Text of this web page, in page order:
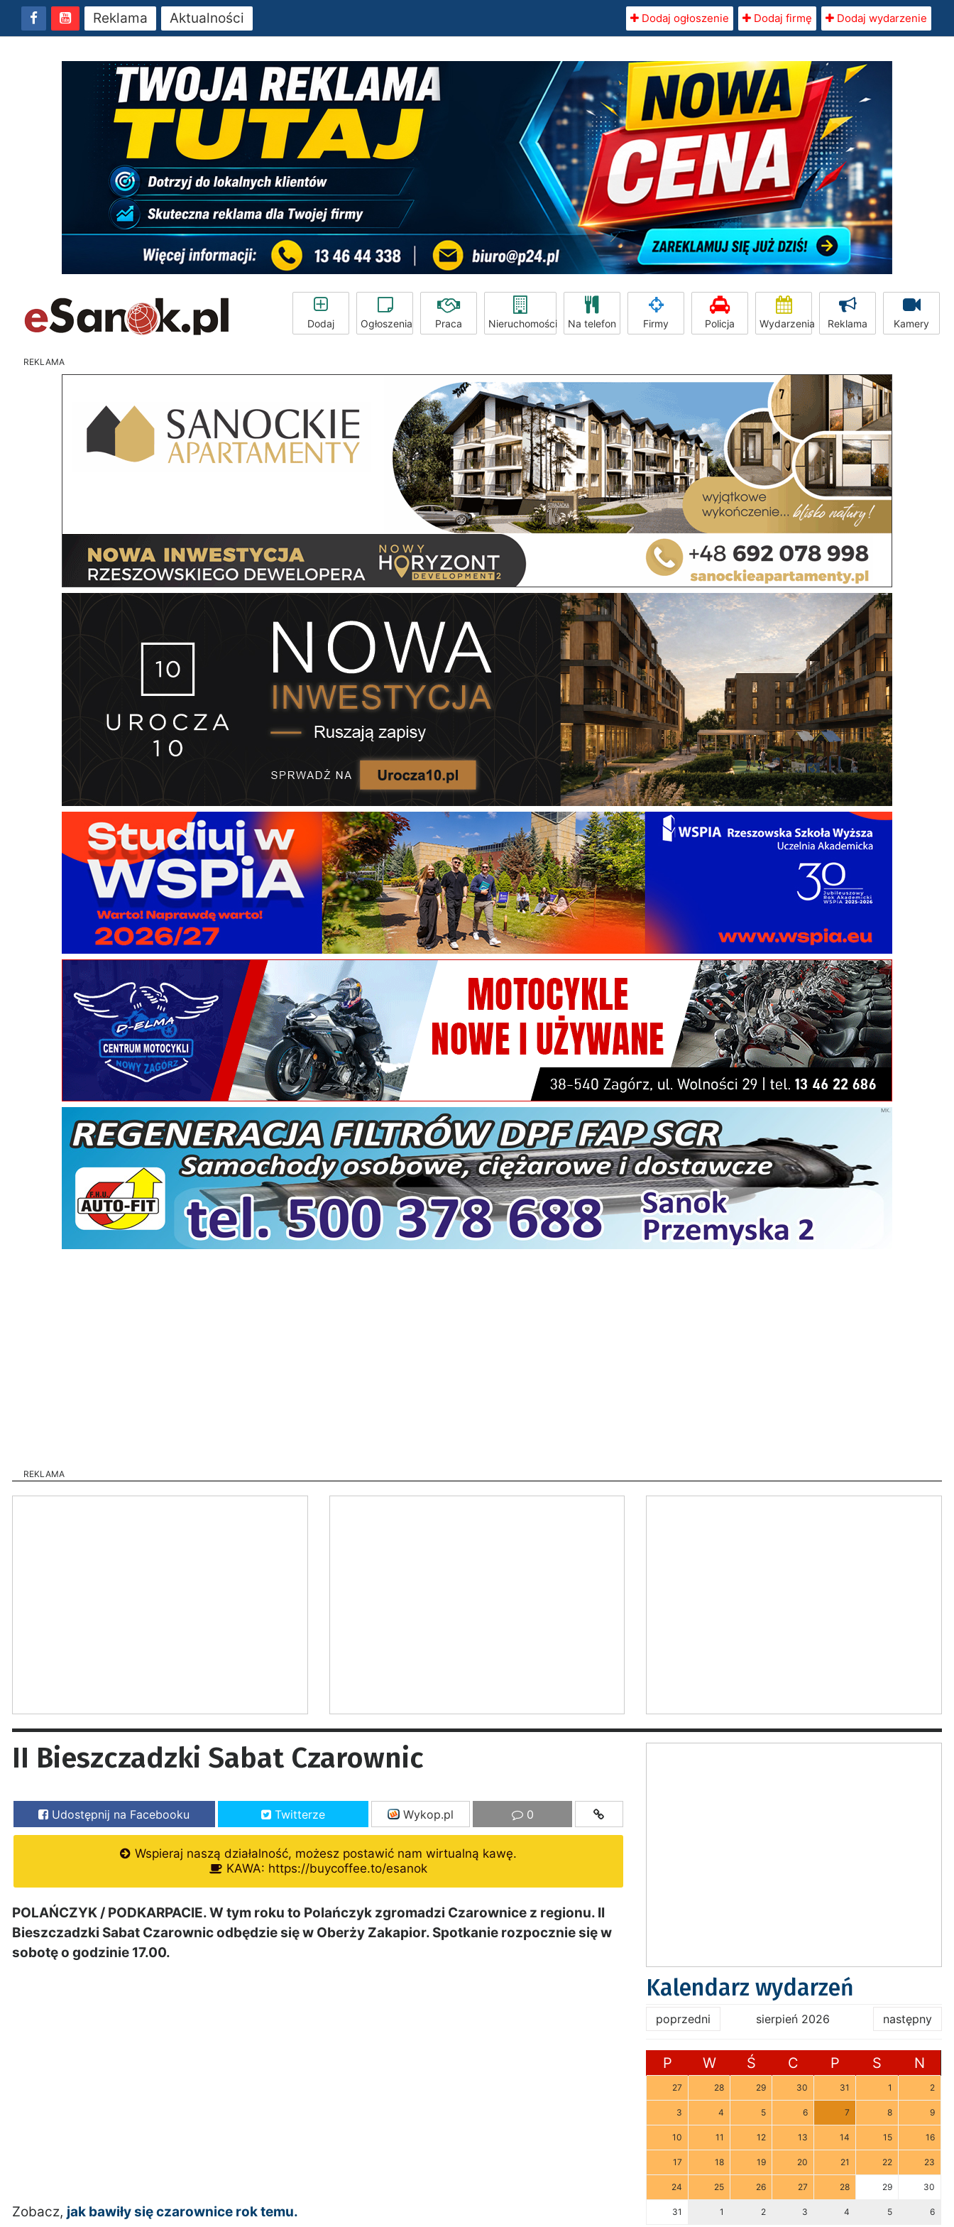
Reklama Aktualności Dodaj ogłoszenie Dodaj firmę Dodaj wydarzenie
Dodaj Ogłoszenia Praca Nieruchomości Na telefon Firmy Policja Wydarzenia Reklama Kamery
REKLAMA
REKLAMA
II Bieszczadzki Sabat Czarownic
Udostępnij na Facebooku Twitterze Wykop.pl 0
Wspieraj naszą działalność, możesz postawić nam wirtualną kawę.
KAWA: https://buycoffee.to/esanok
POLAŃCZYK / PODKARPACIE. W tym roku to Polańczyk zgromadzi Czarownice z regionu. II
Bieszczadzki Sabat Czarownic odbędzie się w Oberży Zakapior. Spotkanie rozpocznie się w
sobotę o godzinie 17.00.
Zobacz, jak bawiły się czarownice rok temu.
Kalendarz wydarzeń
poprzedni sierpień 2026 następny
P W Ś C P S N
27 28 29 30 31 1 2
3 4 5 6 7 8 9
10 11 12 13 14 15 16
17 18 19 20 21 22 23
24 25 26 27 28 29 30
31 1 2 3 4 5 6